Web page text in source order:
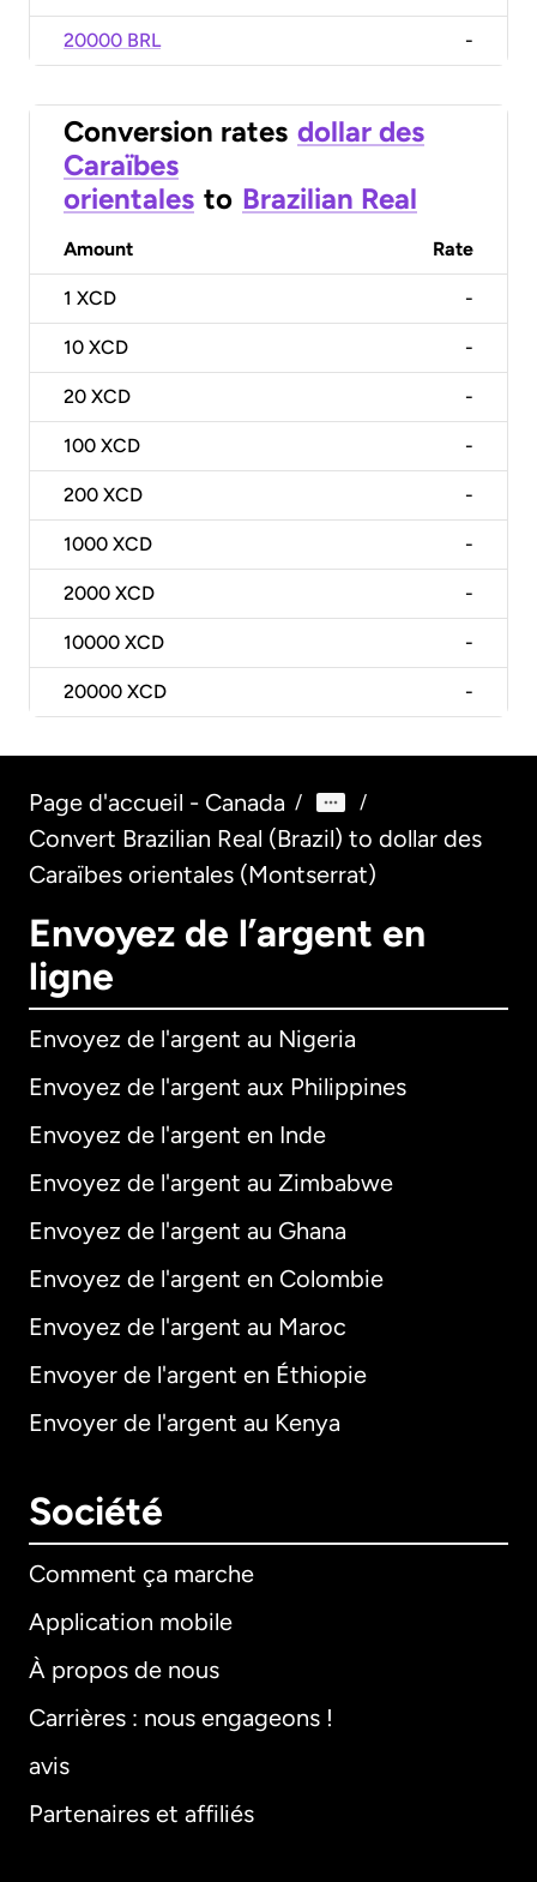
20000 BRL -
Conversion rates dollar des
Caraïbes
orientales to Brazilian Real
Amount Rate
1 XCD -
10 XCD -
20 XCD -
100 XCD -
200 XCD -
1000 XCD -
2000 XCD -
10000 XCD -
20000 XCD -
Page d'accueil - Canada / /
Convert Brazilian Real (Brazil) to dollar des
Caraïbes orientales (Montserrat)
Envoyez de l’argent en
ligne
Envoyez de l'argent au Nigeria
Envoyez de l'argent aux Philippines
Envoyez de l'argent en Inde
Envoyez de l'argent au Zimbabwe
Envoyez de l'argent au Ghana
Envoyez de l'argent en Colombie
Envoyez de l'argent au Maroc
Envoyer de l'argent en Éthiopie
Envoyer de l'argent au Kenya
Société
Comment ça marche
Application mobile
À propos de nous
Carrières : nous engageons !
avis
Partenaires et affiliés